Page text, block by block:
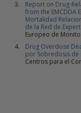
Report on Drug-
from the EMCDDA
Mortalidad
de la Red de
Europeo de
Drug Overdose
por Sobredosis de
Centros para el